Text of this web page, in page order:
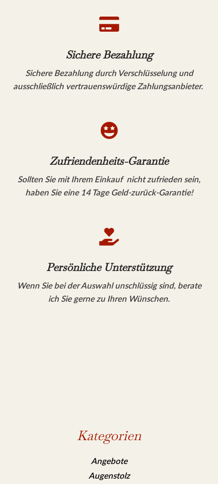

Sichere Bezahlung
Sichere Bezahlung durch Verschlüsselung und
ausschließlich vertrauenswürdige Zahlungsanbieter.

Zufriendenheits-Garantie
Sollten Sie mit Ihrem Einkauf nicht zufrieden sein,
haben Sie eine 14 Tage Geld-zurück-Garantie!

Persönliche Unterstützung
Wenn Sie bei der Auswahl unschlüssig sind, berate
ich Sie gerne zu Ihren Wünschen.
Kategorien
Angebote
Augenstolz